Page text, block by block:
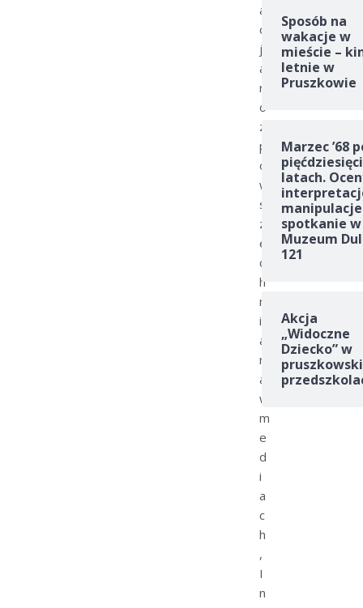
a
c
j
a
r
o
z
p
o
w
s
z
e
c
h
n
i
a
n
a
w
m
e
d
i
a
c
h
,
I
n
Sposób na
wakacje w
mieście –
letnie w
Pruszkowie
Marzec ’68
latach.
spotkanie w
Muzeum
121
Akcja
„Widoczne
Dziecko” w